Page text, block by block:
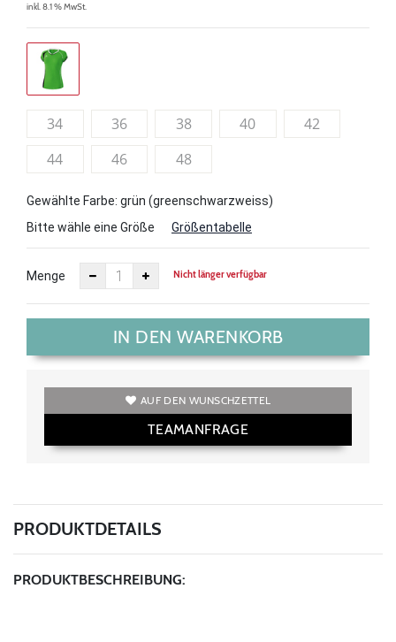
inkl. 8.1 % MwSt.
34 36 38 40
42
44
46 48
Gewählte Farbe: grün (greenschwarzweiss)
Bitte wähle eine Größe
Größentabelle
Menge Nicht länger verfügbar
IN DEN WARENKORB
AUF DEN WUNSCHZETTEL
TEAMANFRAGE
PRODUKTDETAILS
PRODUKTBESCHREIBUNG: